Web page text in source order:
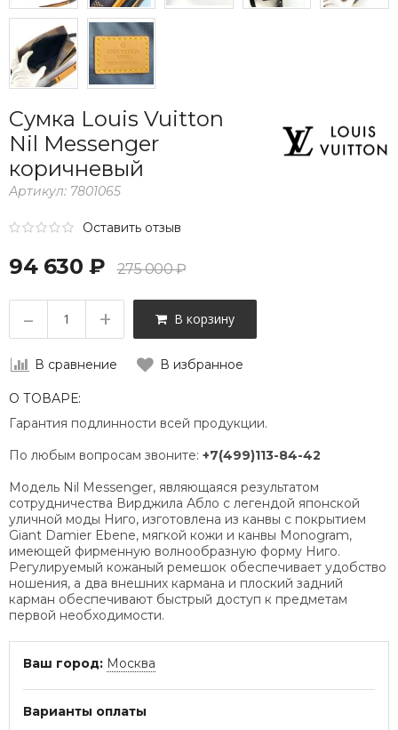
Сумка Louis Vuitton
Nil Messenger
коричневый
Артикул: 7801065
Оставить отзыв
94 630 ₽ 275 000 ₽
– + В корзину
В сравнение В избранное
О ТОВАРЕ:
Гарантия подлинности всей продукции.
По любым вопросам звоните: +7(499)113-84-42
Модель Nil Messenger, являющаяся результатом
сотрудничества Вирджила Абло с легендой японской
уличной моды Ниго, изготовлена ​​из канвы с покрытием
Giant Damier Ebene, мягкой кожи и канвы Monogram,
имеющей фирменную волнообразную форму Ниго.
Регулируемый кожаный ремешок обеспечивает удобство
ношения, а два внешних кармана и плоский задний
карман обеспечивают быстрый доступ к предметам
первой необходимости.
Ваш город: Москва
Варианты оплаты